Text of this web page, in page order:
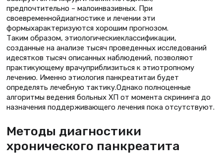
предпочтительно – малоинвазивных. При
своевременнойдиагностике и лечении эти
формыхарактеризуются хорошим прогнозом.
Таким образом, этиологическиеклассификации,
созданные на анализе тысяч проведенных исследований
идесятков тысяч описанных наблюдений, позволяют
практикующему врачуприблизиться к этиотропному
лечению. Именно этиология панкреатитаи будет
определять лечебную тактику.Однако полноценные
алгоритмы ведения больных ХП от момента скрининга до
назначения поддерживающего лечения пока отсутствуют.
Методы диагностики
хронического панкреатита